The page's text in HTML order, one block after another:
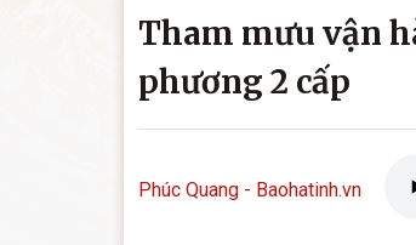
Tham mưu vận
phương 2 cấp
Phúc Quang - Baohatinh.vn